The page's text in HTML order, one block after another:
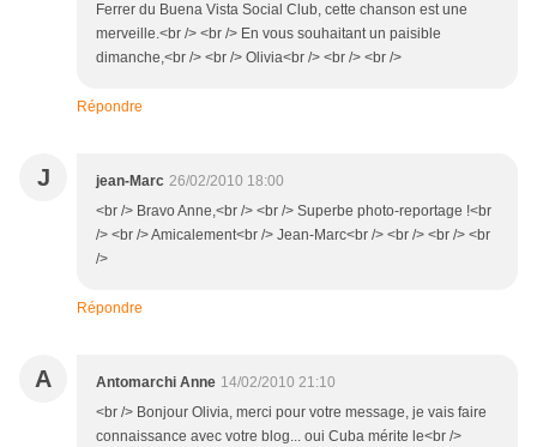
Ferrer du Buena Vista Social Club, cette chanson est une
merveille.<br /> <br /> En vous souhaitant un paisible
dimanche,<br /> <br /> Olivia<br /> <br /> <br />
Répondre
J jean-Marc 26/02/2010 18:00
<br /> Bravo Anne,<br /> <br /> Superbe photo-reportage !<br
/> <br /> Amicalement<br /> Jean-Marc<br /> <br /> <br /> <br
/>
Répondre
A Antomarchi Anne 14/02/2010 21:10
<br /> Bonjour Olivia, merci pour votre message, je vais faire
connaissance avec votre blog... oui Cuba mérite le<br />